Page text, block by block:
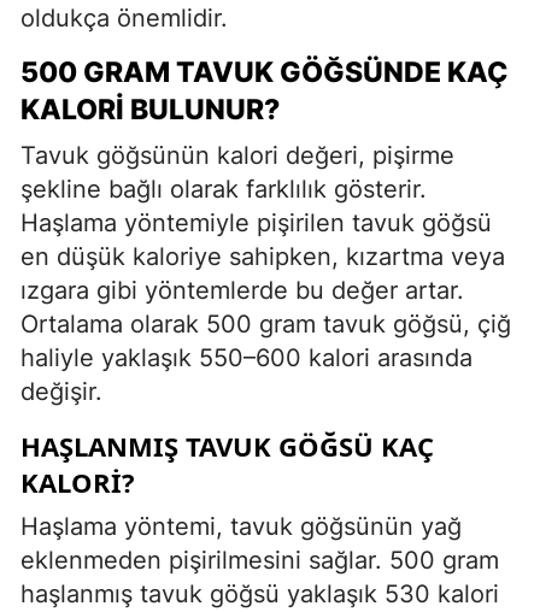
oldukça önemlidir.
500 GRAM TAVUK GÖĞSÜNDE KAÇ
KALORI BULUNUR?
Tavuk göğsünün kalori değeri, pişirme
şekline bağlı olarak farklılık gösterir.
Haşlama yöntemiyle pişirilen tavuk göğsü
en düşük kaloriye sahipken, kızartma veya
ızgara gibi yöntemlerde bu değer artar.
Ortalama olarak 500 gram tavuk göğsü, çiğ
haliyle yaklaşık 550–600 kalori arasında
değişir.
HAŞLANMIŞ TAVUK GÖĞSÜ KAÇ
KALORI?
Haşlama yöntemi, tavuk göğsünün yağ
eklenmeden pişirilmesini sağlar. 500 gram
haşlanmış tavuk göğsü yaklaşık 530 kalori